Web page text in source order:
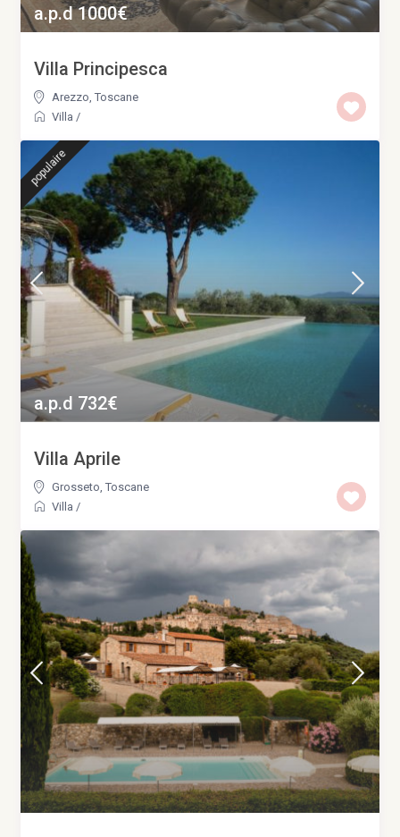
a.p.d 1000€
Villa Principesca
Arezzo ,Toscane
Villa /
a.p.d 732€
populaire
Villa Aprile
Grosseto,Toscane
Villa /